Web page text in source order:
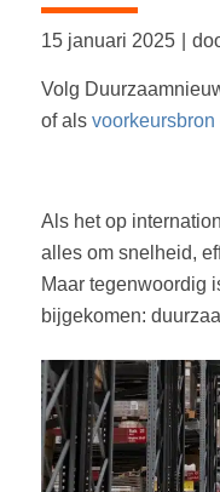
15 januari 2025
Volg
of als
Als het op
alles om snelheid,
Maar tegenwoordig
bijgekomen: